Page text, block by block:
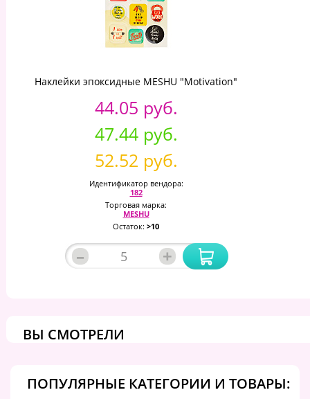
Наклейки эпоксидные MESHU "Motivation"
44.05 руб.
47.44 руб.
52.52 руб.
Идентификатор вендора:
182
Торговая марка:
MESHU
Остаток: >10
– +
ВЫ СМОТРЕЛИ
ПОПУЛЯРНЫЕ КАТЕГОРИИ И ТОВАРЫ: